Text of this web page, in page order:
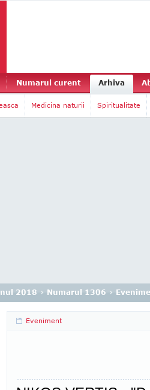
Numarul curent Arhiva
Medicina naturii Spiritualitate
2018 › Numarul 1306 ›
Eveniment